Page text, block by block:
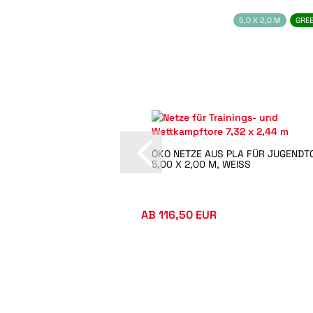
5,0 X 2,0 M
ÖKO NETZE AUS PLA FÜR
5,00 X 2,00 M, WEISS
AB 116,50 EUR